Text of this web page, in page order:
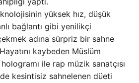
yüksek hız, düşük
bağlantı gibi yenilikçi
adına sürpriz bir sahne
kaybeden Müslüm
ile rap müzik sanatçısı
kesintisiz sahnelenen düeti